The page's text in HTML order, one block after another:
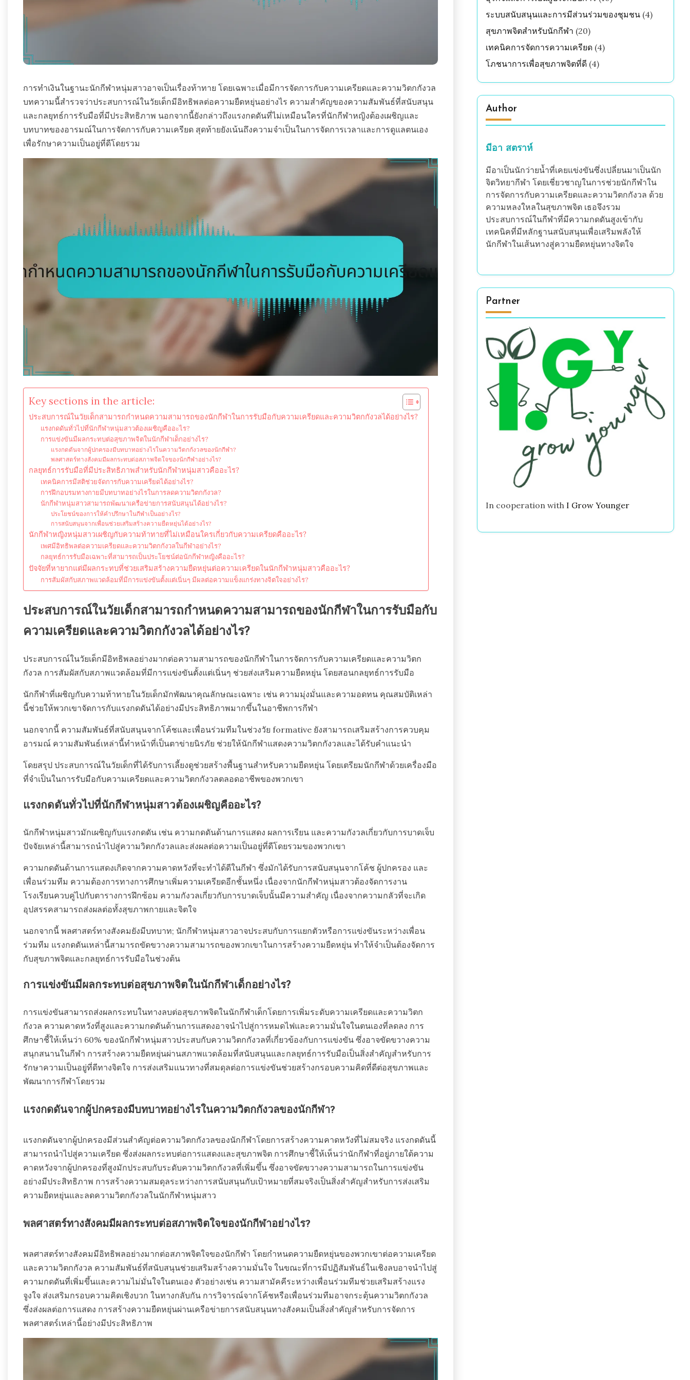
การทำเงินในฐานะนักกีฬาหนุ่มสาวอาจเป็นเรื่องท้าทาย โดยเฉพาะเมื่อมีการจัดการกับความเครียดและความวิตกกังวล
บทความนี้สำรวจว่าประสบการณ์ในวัยเด็กมีอิทธิพลต่อความยืดหยุ่นอย่างไร ความสำคัญของความสัมพันธ์ที่สนับสนุน
และกลยุทธ์การรับมือที่มีประสิทธิภาพ นอกจากนี้ยังกล่าวถึงแรงกดดันที่ไม่เหมือนใครที่นักกีฬาหญิงต้องเผชิญและ
บทบาทของอารมณ์ในการจัดการกับความเครียด สุดท้ายยังเน้นถึงความจำเป็นในการจัดการเวลาและการดูแลตนเอง
เพื่อรักษาความเป็นอยู่ที่ดีโดยรวม
Key sections in the article:
ประสบการณ์ในวัยเด็กสามารถกำหนดความสามารถของนักกีฬาในการรับมือกับความเครียดและความวิตกกังวลได้อย่างไร?
แรงกดดันทั่วไปที่นักกีฬาหนุ่มสาวต้องเผชิญคืออะไร?
การแข่งขันมีผลกระทบต่อสุขภาพจิตในนักกีฬาเด็กอย่างไร?
แรงกดดันจากผู้ปกครองมีบทบาทอย่างไรในความวิตกกังวลของนักกีฬา?
พลศาสตร์ทางสังคมมีผลกระทบต่อสภาพจิตใจของนักกีฬาอย่างไร?
กลยุทธ์การรับมือที่มีประสิทธิภาพสำหรับนักกีฬาหนุ่มสาวคืออะไร?
เทคนิคการมีสติช่วยจัดการกับความเครียดได้อย่างไร?
การฝึกอบรมทางกายมีบทบาทอย่างไรในการลดความวิตกกังวล?
นักกีฬาหนุ่มสาวสามารถพัฒนาเครือข่ายการสนับสนุนได้อย่างไร?
ประโยชน์ของการให้คำปรึกษาในกีฬาเป็นอย่างไร?
การสนับสนุนจากเพื่อนช่วยเสริมสร้างความยืดหยุ่นได้อย่างไร?
นักกีฬาหญิงหนุ่มสาวเผชิญกับความท้าทายที่ไม่เหมือนใครเกี่ยวกับความเครียดคืออะไร?
เพศมีอิทธิพลต่อความเครียดและความวิตกกังวลในกีฬาอย่างไร?
กลยุทธ์การรับมือเฉพาะที่สามารถเป็นประโยชน์ต่อนักกีฬาหญิงคืออะไร?
ปัจจัยที่หายากแต่มีผลกระทบที่ช่วยเสริมสร้างความยืดหยุ่นต่อความเครียดในนักกีฬาหนุ่มสาวคืออะไร?
การสัมผัสกับสภาพแวดล้อมที่มีการแข่งขันตั้งแต่เนิ่นๆ มีผลต่อความแข็งแกร่งทางจิตใจอย่างไร?
ประสบการณ์ในวัยเด็กสามารถกำหนดความสามารถของนักกีฬาในการรับมือกับ
ความเครียดและความวิตกกังวลได้อย่างไร?
ประสบการณ์ในวัยเด็กมีอิทธิพลอย่างมากต่อความสามารถของนักกีฬาในการจัดการกับความเครียดและความวิตก
กังวล การสัมผัสกับสภาพแวดล้อมที่มีการแข่งขันตั้งแต่เนิ่นๆ ช่วยส่งเสริมความยืดหยุ่น โดยสอนกลยุทธ์การรับมือ
นักกีฬาที่เผชิญกับความท้าทายในวัยเด็กมักพัฒนาคุณลักษณะเฉพาะ เช่น ความมุ่งมั่นและความอดทน คุณสมบัติเหล่า
นี้ช่วยให้พวกเขาจัดการกับแรงกดดันได้อย่างมีประสิทธิภาพมากขึ้นในอาชีพการกีฬา
นอกจากนี้ ความสัมพันธ์ที่สนับสนุนจากโค้ชและเพื่อนร่วมทีมในช่วงวัย formative ยังสามารถเสริมสร้างการควบคุม
อารมณ์ ความสัมพันธ์เหล่านี้ทำหน้าที่เป็นตาข่ายนิรภัย ช่วยให้นักกีฬาแสดงความวิตกกังวลและได้รับคำแนะนำ
โดยสรุป ประสบการณ์ในวัยเด็กที่ได้รับการเลี้ยงดูช่วยสร้างพื้นฐานสำหรับความยืดหยุ่น โดยเตรียมนักกีฬาด้วยเครื่องมือ
ที่จำเป็นในการรับมือกับความเครียดและความวิตกกังวลตลอดอาชีพของพวกเขา
แรงกดดันทั่วไปที่นักกีฬาหนุ่มสาวต้องเผชิญคืออะไร?
นักกีฬาหนุ่มสาวมักเผชิญกับแรงกดดัน เช่น ความกดดันด้านการแสดง ผลการเรียน และความกังวลเกี่ยวกับการบาดเจ็บ
ปัจจัยเหล่านี้สามารถนำไปสู่ความวิตกกังวลและส่งผลต่อความเป็นอยู่ที่ดีโดยรวมของพวกเขา
ความกดดันด้านการแสดงเกิดจากความคาดหวังที่จะทำได้ดีในกีฬา ซึ่งมักได้รับการสนับสนุนจากโค้ช ผู้ปกครอง และ
เพื่อนร่วมทีม ความต้องการทางการศึกษาเพิ่มความเครียดอีกชั้นหนึ่ง เนื่องจากนักกีฬาหนุ่มสาวต้องจัดการงาน
โรงเรียนควบคู่ไปกับตารางการฝึกซ้อม ความกังวลเกี่ยวกับการบาดเจ็บนั้นมีความสำคัญ เนื่องจากความกลัวที่จะเกิด
อุปสรรคสามารถส่งผลต่อทั้งสุขภาพกายและจิตใจ
นอกจากนี้ พลศาสตร์ทางสังคมยังมีบทบาท; นักกีฬาหนุ่มสาวอาจประสบกับการแยกตัวหรือการแข่งขันระหว่างเพื่อน
ร่วมทีม แรงกดดันเหล่านี้สามารถขัดขวางความสามารถของพวกเขาในการสร้างความยืดหยุ่น ทำให้จำเป็นต้องจัดการ
กับสุขภาพจิตและกลยุทธ์การรับมือในช่วงต้น
การแข่งขันมีผลกระทบต่อสุขภาพจิตในนักกีฬาเด็กอย่างไร?
การแข่งขันสามารถส่งผลกระทบในทางลบต่อสุขภาพจิตในนักกีฬาเด็กโดยการเพิ่มระดับความเครียดและความวิตก
กังวล ความคาดหวังที่สูงและความกดดันด้านการแสดงอาจนำไปสู่การหมดไฟและความมั่นใจในตนเองที่ลดลง การ
ศึกษาชี้ให้เห็นว่า 60% ของนักกีฬาหนุ่มสาวประสบกับความวิตกกังวลที่เกี่ยวข้องกับการแข่งขัน ซึ่งอาจขัดขวางความ
สนุกสนานในกีฬา การสร้างความยืดหยุ่นผ่านสภาพแวดล้อมที่สนับสนุนและกลยุทธ์การรับมือเป็นสิ่งสำคัญสำหรับการ
รักษาความเป็นอยู่ที่ดีทางจิตใจ การส่งเสริมแนวทางที่สมดุลต่อการแข่งขันช่วยสร้างกรอบความคิดที่ดีต่อสุขภาพและ
พัฒนาการกีฬาโดยรวม
แรงกดดันจากผู้ปกครองมีบทบาทอย่างไรในความวิตกกังวลของนักกีฬา?
แรงกดดันจากผู้ปกครองมีส่วนสำคัญต่อความวิตกกังวลของนักกีฬาโดยการสร้างความคาดหวังที่ไม่สมจริง แรงกดดันนี้
สามารถนำไปสู่ความเครียด ซึ่งส่งผลกระทบต่อการแสดงและสุขภาพจิต การศึกษาชี้ให้เห็นว่านักกีฬาที่อยู่ภายใต้ความ
คาดหวังจากผู้ปกครองที่สูงมักประสบกับระดับความวิตกกังวลที่เพิ่มขึ้น ซึ่งอาจขัดขวางความสามารถในการแข่งขัน
อย่างมีประสิทธิภาพ การสร้างความสมดุลระหว่างการสนับสนุนกับเป้าหมายที่สมจริงเป็นสิ่งสำคัญสำหรับการส่งเสริม
ความยืดหยุ่นและลดความวิตกกังวลในนักกีฬาหนุ่มสาว
พลศาสตร์ทางสังคมมีผลกระทบต่อสภาพจิตใจของนักกีฬาอย่างไร?
พลศาสตร์ทางสังคมมีอิทธิพลอย่างมากต่อสภาพจิตใจของนักกีฬา โดยกำหนดความยืดหยุ่นของพวกเขาต่อความเครียด
และความวิตกกังวล ความสัมพันธ์ที่สนับสนุนช่วยเสริมสร้างความมั่นใจ ในขณะที่การมีปฏิสัมพันธ์ในเชิงลบอาจนำไปสู่
ความกดดันที่เพิ่มขึ้นและความไม่มั่นใจในตนเอง ตัวอย่างเช่น ความสามัคคีระหว่างเพื่อนร่วมทีมช่วยเสริมสร้างแรง
จูงใจ ส่งเสริมกรอบความคิดเชิงบวก ในทางกลับกัน การวิจารณ์จากโค้ชหรือเพื่อนร่วมทีมอาจกระตุ้นความวิตกกังวล
ซึ่งส่งผลต่อการแสดง การสร้างความยืดหยุ่นผ่านเครือข่ายการสนับสนุนทางสังคมเป็นสิ่งสำคัญสำหรับการจัดการ
พลศาสตร์เหล่านี้อย่างมีประสิทธิภาพ
ระบบสนับสนุนและการมีส่วนร่วมของชุมชน(4)
สุขภาพจิตสำหรับนักกีฬา (20)
เทคนิคการจัดการความเครียด(4)
โภชนาการเพื่อสุขภาพจิตที่ดี(4)
Author
มีอา สตราห์
มีอาเป็นนักว่ายน้ำที่เคยแข่งขันซึ่งเปลี่ยนมาเป็นนัก
จิตวิทยากีฬา โดยเชี่ยวชาญในการช่วยนักกีฬาใน
การจัดการกับความเครียดและความวิตกกังวล ด้วย
ความหลงใหลในสุขภาพจิต เธอจึงรวม
ประสบการณ์ในกีฬาที่มีความกดดันสูงเข้ากับ
เทคนิคที่มีหลักฐานสนับสนุนเพื่อเสริมพลังให้
นักกีฬาในเส้นทางสู่ความยืดหยุ่นทางจิตใจ
Partner
In cooperation with I Grow Younger